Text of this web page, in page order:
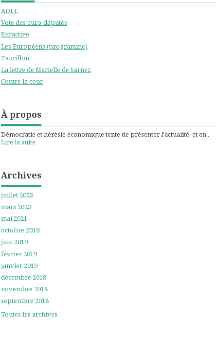
ADLE
Vote des euro-députés
Euractive
Les Européens (programme)
Taurillon
La lettre de Marielle de Sarnez
Contre la cour
À propos
Démocratie et hérésie économique tente de présenter l'actualité, et en...
Lire la suite
Archives
juillet 2023
mars 2023
mai 2021
octobre 2019
juin 2019
février 2019
janvier 2019
décembre 2018
novembre 2018
septembre 2018
Toutes les archives